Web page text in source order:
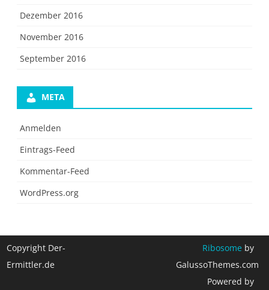
Dezember 2016
November 2016
September 2016
META
Anmelden
Eintrags-Feed
Kommentar-Feed
WordPress.org
Copyright Der-
Ermittler.de
Ribosome by
GalussoThemes.com
Powered by